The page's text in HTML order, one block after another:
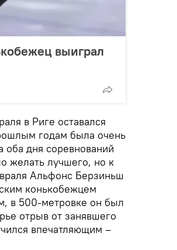
выиграл
в Риге оставался
годам была очень
оба дня соревнований
желать лучшего, но к
Альфонс Берзиньш
конькобежцем
в 500-метровке он был
отрыв от занявшего
впечатляющим –